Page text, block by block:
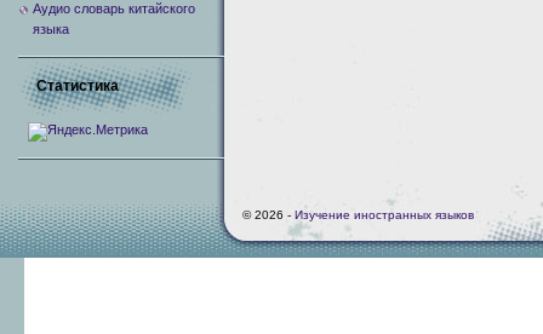
Аудио словарь китайского
языка
Статистика
© 2026 - Изучение иностранных языков